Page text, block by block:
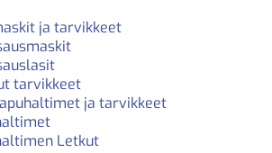
ja tarvikkeet
tarvikkeet
ja tarvikkeet
Letkut